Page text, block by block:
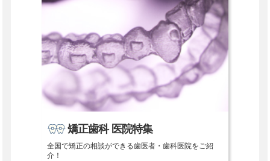
矯正歯科 医院特集
全国で矯正の相談ができる歯医者・歯科医院をご紹
介！